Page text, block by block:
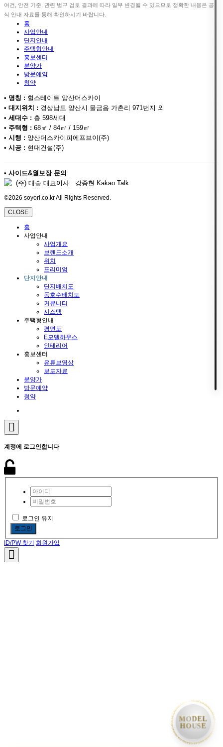
여건, 안전 기준, 관련 법규 검토 결과에 따라 일부 변경될 수 있으므로 정확한 내용은 공
식 안내 자료를 통해 확인하시기 바랍니다.
홈
사업안내
단지안내
주택형안내
홍보센터
분양가
방문예약
청약
• 명칭 : 힐스테이트 양산더스카이
• 대지위치 : 경상남도 양산시 물금읍 가촌리 971번지 외
• 세대수 : 총 598세대
• 주택형 : 68㎡ / 84㎡ / 159㎡
• 시행 : 양산더스카이피에프브이(주)
• 시공 : 현대건설(주)
• 사이드&월보장 문의
(주) 대숲 대표이사 : 강종현 Kakao Talk
©2026 soyori.co.kr All Rights Reserved.
CLOSE
홈
사업안내
사업개요
브랜드소개
위치
프리미엄
단지안내
단지배치도
동호수배치도
커뮤니티
시스템
주택형안내
평면도
E모델하우스
인테리어
홍보센터
유튜브영상
보도자료
분양가
방문예약
청약
계정에 로그인합니다
로그인 유지
로그인
ID/PW 찾기 회원가입
• MODEL HOUSE GRAND OPEN • MODEL HOUSE GRAND OPEN •
MODEL
HOUSE